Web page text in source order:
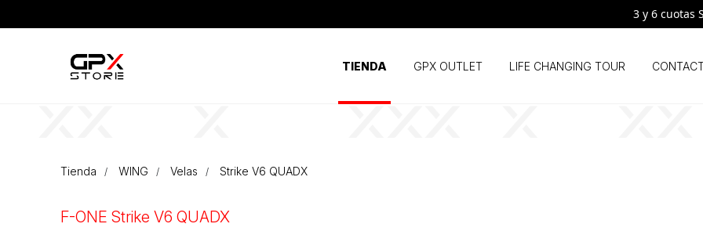
3 y 6 cuotas
TIENDA GPX OUTLET LIFE CHANGING TOUR
Tienda WING Velas Strike V6 QUADX
F-ONE Strike V6 QUADX